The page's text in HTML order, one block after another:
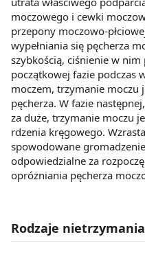
moczowego i cewki
przepony moczowo-
wypełniania się pęcherza
szybkością, ciśnienie w
początkowej fazie podczas
moczem, trzymanie moczu
pęcherza. W fazie
za duże, trzymanie moczu
rdzenia kręgowego.
spowodowane
odpowiedzialne za
opróżniania pęcherza
Rodzaje